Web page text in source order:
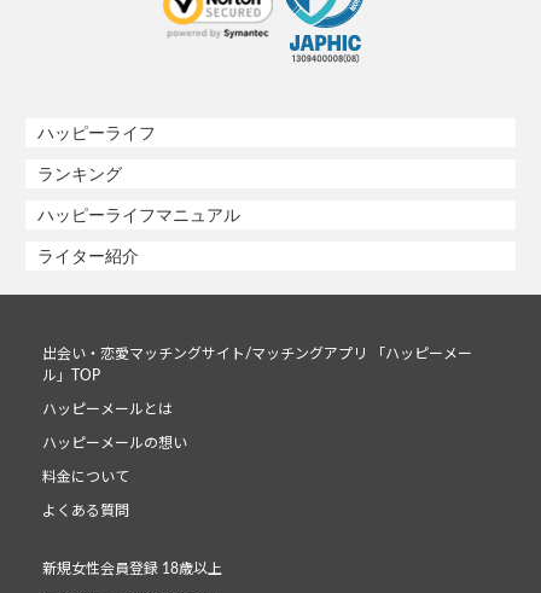
ハッピーライフ
ランキング
ハッピーライフマニュアル
ライター紹介
出会い・恋愛マッチングサイト/マッチングアプリ 「ハッピーメー
ル」TOP
ハッピーメールとは
ハッピーメールの想い
料金について
よくある質問
新規女性会員登録 18歳以上